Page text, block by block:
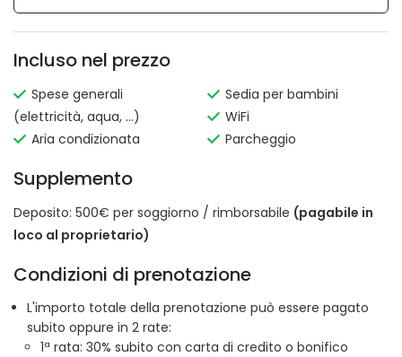
Incluso nel prezzo
Spese generali
(elettricità, aqua, ...)
Aria condizionata
Sedia per bambini
WiFi
Parcheggio
Supplemento
Deposito: 500€ per soggiorno / rimborsabile (pagabile in
loco al proprietario)
Condizioni di prenotazione
L'importo totale della prenotazione può essere pagato
subito oppure in 2 rate:
1ª rata: 30% subito con carta di credito o bonifico